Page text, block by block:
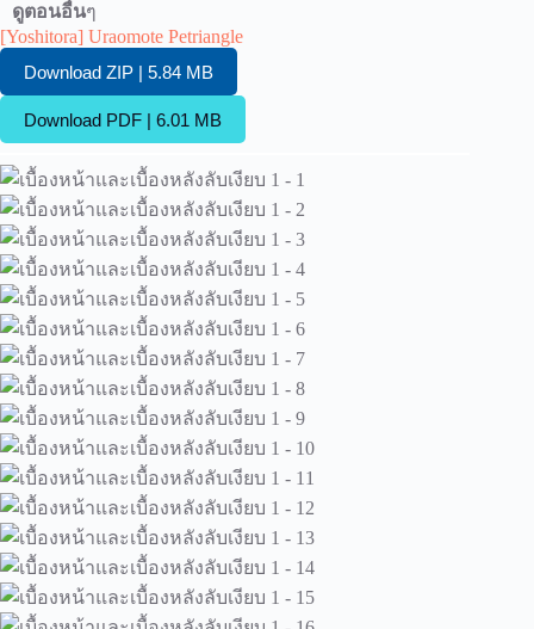
ดูตอนอื่นๆ
[Yoshitora] Uraomote Petriangle
Download ZIP | 5.84 MB
Download PDF | 6.01 MB